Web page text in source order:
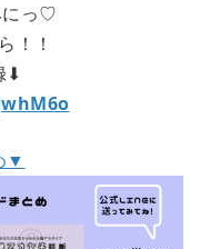
にっ♡
！！
⬇︎
▼